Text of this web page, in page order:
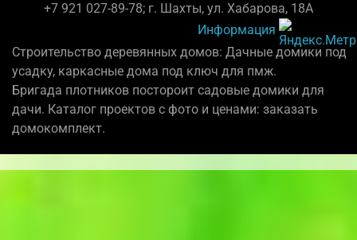
+7 921 027-89-78; г. Шахты, ул. Хабарова, 18А
Информация
Строительство деревянных домов: Дачные домики под
усадку, каркасные дома под ключ для пмж.
Бригада плотников постороит садовые домики для
дачи. Каталог проектов с фото и ценами: заказать
домокомплект.